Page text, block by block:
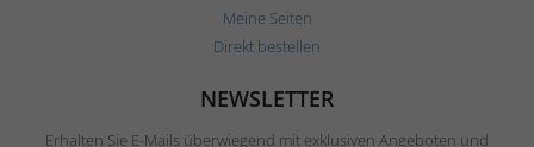
Meine Seiten
Direkt bestellen
NEWSLETTER
Erhalten Sie E-Mails überwiegend mit exklusiven Angeboten und